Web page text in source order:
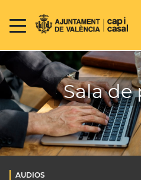
Sala de
AUDIOS